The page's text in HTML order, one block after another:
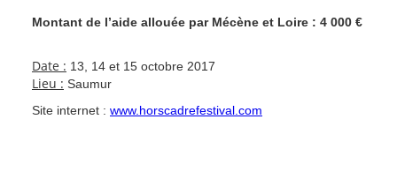
Montant de l’aide allouée par Mécène et Loire : 4 000 €
Date : 13, 14 et 15 octobre 2017
Lieu : Saumur
Site internet : www.horscadrefestival.com